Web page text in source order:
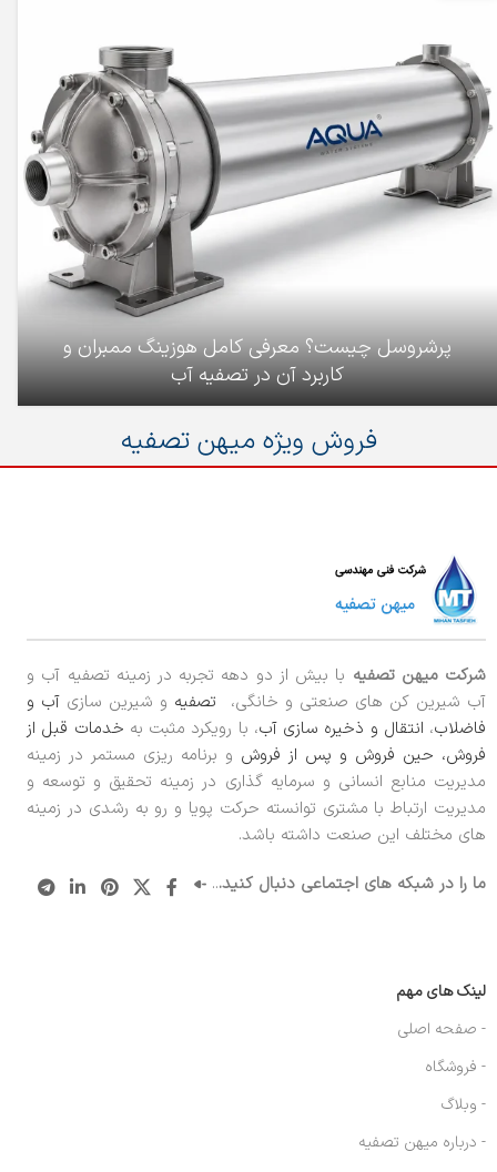
پرشروسل چیست؟ معرفی کامل هوزینگ ممبران و
کاربرد آن در تصفیه آب
فروش ویژه میهن تصفیه
شرکت میهن تصفیه با بیش از دو دهه تجربه در زمینه تصفیه آب و
آب شیرین کن های صنعتی و خانگی،
تصفیه و شیرین سازی آب و
فاضلاب، انتقال و ذخیره سازی آب، با رویکرد مثبت به خدمات قبل از
فروش، حین فروش و پس از فروش و برنامه ریزی مستمر در زمینه
مدیریت منابع انسانی و سرمایه گذاری در زمینه تحقیق و توسعه و
مدیریت ارتباط با مشتری توانسته حرکت پویا و رو به رشدی در زمینه
های مختلف این صنعت داشته باشد.
ما را در شبکه های اجتماعی دنبال کنید...
لینک های مهم
- صفحه اصلی
- فروشگاه
- وبلاگ
- درباره میهن تصفیه